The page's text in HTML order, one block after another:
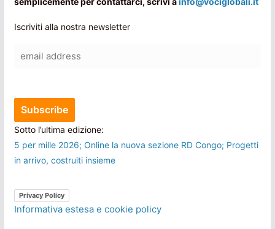
Iscriviti alla nostra newsletter
Sotto l’ultima edizione:
5 per mille 2026; Online la nuova sezione RD Congo; Progetti
in arrivo, costruiti insieme
Privacy Policy
Informativa estesa e cookie policy